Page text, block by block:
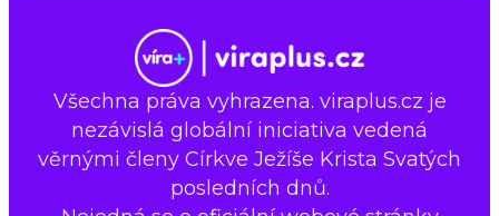
Všechna práva vyhrazena. viraplus.cz je
nezávislá globální iniciativa vedená
věrnými členy Církve Ježíše Krista Svatých
posledních dnů.